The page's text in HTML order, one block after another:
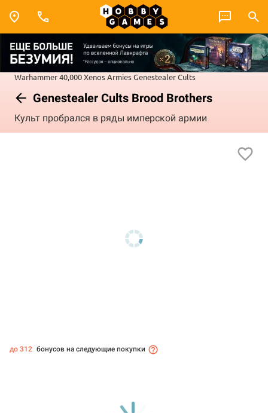
Warhammer 40,000Xenos ArmiesGenestealer Cults
Genestealer Cults Brood Brothers
Культ пробрался в ряды имперской армии
до 312 бонусов на следующие покупки